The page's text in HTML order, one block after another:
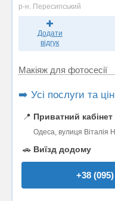
р-н. Пересипський
Додати
відгук
Макіяж для фотосесії
➡️ Усі послуги та
📍 Приватний кабінет
Одеса, вулиця Віталія
🚗 Виїзд додому
+38